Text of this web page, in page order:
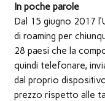
In poche parole
Dal 15 giugno 2017
di roaming per
28 paesi che la
quindi telefonare,
dal proprio
prezzo rispetto alle